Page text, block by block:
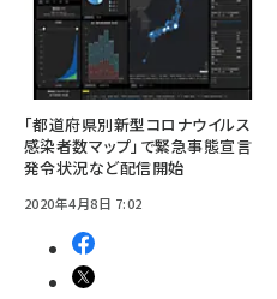
「都道府県別新型コロナウイルス
感染者数マップ」で緊急事態宣言
発令状況など配信開始
2020年4月8日 7:02